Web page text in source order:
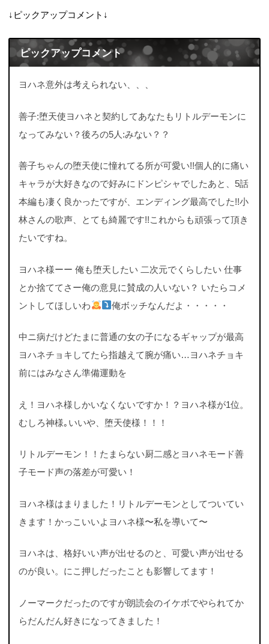
↓ピックアップコメント↓
ピックアップコメント
ヨハネ意外は考えられない、、、
善子:堕天使ヨハネと契約してあなたもリトルデーモンに
なってみない？後ろの5人:みない？？
善子ちゃんの堕天使に憧れてる所が可愛い!!個人的に痛い
キャラが大好きなので好みにドンピシャでしたあと、5話
本編も凄く良かったですが、エンディング最高でした!!小
林さんの歌声、とても綺麗です!!これからも頑張って頂き
たいですね。
ヨハネ様ーー 俺も堕天したい 二次元でくらしたい 仕事
とか捨ててさー俺の意見に賛成の人いない？ いたらコメ
ントしてほしいわ
俺ボッチなんだよ・・・・・
中ニ病だけどたまに普通の女の子になるギャップが最高
ヨハネチョキしてたら指越えて腕が痛い…ヨハネチョキ
前にはみなさん準備運動を
え！ヨハネ様しかいなくないですか！？ヨハネ様が1位。
むしろ神様｡いいや、堕天使様！！！
リトルデーモン！！たまらない厨二感とヨハネモード善
子モード声の落差が可愛い！
ヨハネ様はまりました！リトルデーモンとしてついてい
きます！かっこいいよヨハネ様〜私を導いて〜
ヨハネは、格好いい声が出せるのと、可愛い声が出せる
のが良い。にこ押しだったことも影響してます！
ノーマークだったのですが朗読会のイケボでやられてか
らだんだん好きになってきました！